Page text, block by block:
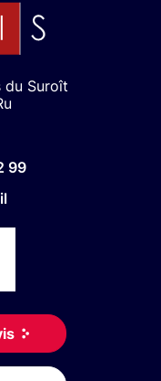
du Suroît
99